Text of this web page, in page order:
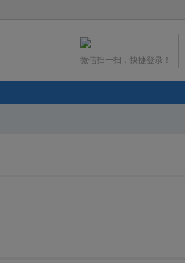
微信扫一扫，快捷登录！